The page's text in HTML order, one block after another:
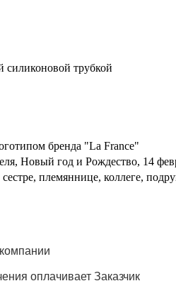
силиконовой трубкой
бренда "La France"
Новый год и Рождество, 14
племяннице, коллеге,
оплачивает Заказчик